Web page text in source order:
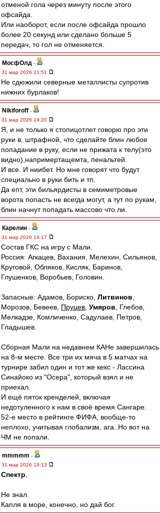
отменой гола через минуту после этого
офсайда.
Или наоборот, если после офсайда прошло
более 20 секунд или сделано больше 5
передач, то гол не отменяется.
МосфОлд -
31 мар 2026 21:51
Не сдюжили северные металлисты супротив
нижних бурлаков!
Nikiforoff -
31 мар 2026 19:20
Я, и не только я стопицотлет говорю про эти
руки в, штрафной, что сделайте блин любое
попадание в руку, если не прижата к телу(это
видно),напримертащемта, пенальтей.
И все. И ниибет. Но мне говорят что будут
специально в руки бить и тп.
Да епт, эти бильярдисты в семиметровые
ворота попасть не всегда могут, а тут по рукам,
блин начнут попадать массово что ли.
Карелин -
31 мар 2026 19:17
Состав ГКС на игру с Мали.
Россия: Агкацев, Вахания, Мелехин, Сильянов,
Круговой, Обляков, Кисляк, Баринов,
Глушенков, Воробьев, Головин.
Запасные: Адамов, Бориско, Литвинов
Морозов, Бевеев, Пруцев Умяров , Глебов,
Мелкадзе, Комличенко, Садулаев, Петров,
Гладышев.
Сборная Мали на недавнем КАНе завершилась
на 8-м месте. Все три их мяча в 5 матчах на
турнире забил один и тот же кекс - Лассина
Синайоко из "Осера", который взял и не
приехал.
И ещё пяток кренделей, включая
недотуленного к нам в своё время Сангаре.
52-е место в рейтинге ФИФА, вообще-то
неплохо, учитывая глобализм, ага..Но вот на
ЧМ не попали.
mmmmm -
31 мар 2026 19:13
Спектр
Не знал.
Капля в море, конечно, но дай бог.